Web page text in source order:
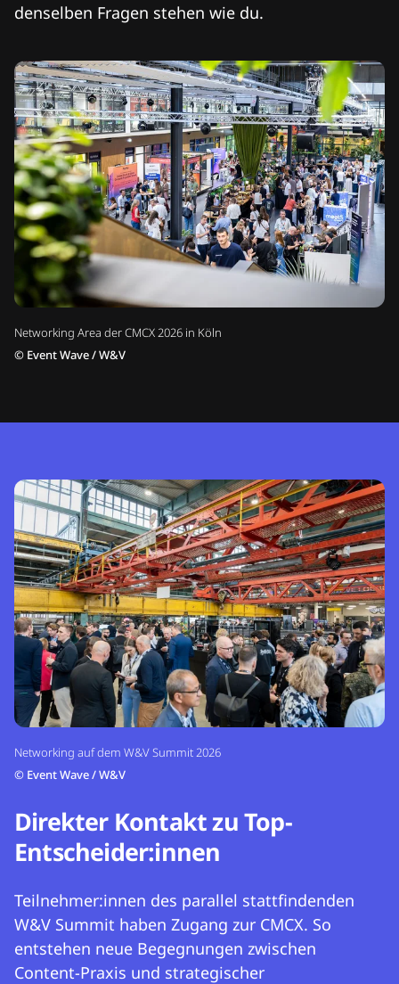
Networking Area der CMCX 2026 in Köln
© Event Wave / W&V
denselben Fragen stehen wie du.
Networking auf dem W&V Summit 2026
© Event Wave / W&V
Direkter Kontakt zu Top-
Entscheider:innen
Teilnehmer:innen des parallel stattfindenden
W&V Summit haben Zugang zur CMCX. So
entstehen neue Begegnungen zwischen
Content-Praxis und strategischer